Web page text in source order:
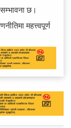
छ।
महत्त्वपूर्ण